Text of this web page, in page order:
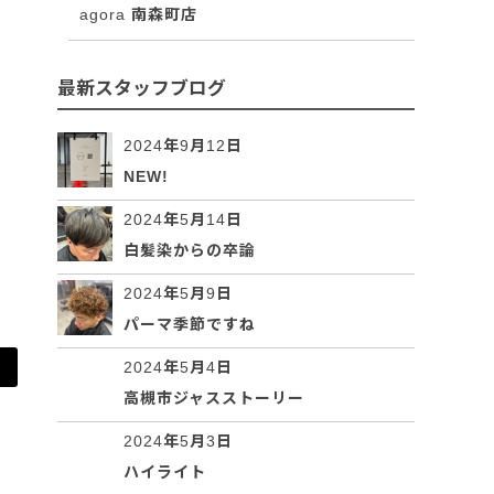
agora 南森町店
最新スタッフブログ
2024年9月12日
NEW!
2024年5月14日
白髪染からの卒論
2024年5月9日
パーマ季節ですね
2024年5月4日
高槻市ジャスストーリー
2024年5月3日
ハイライト